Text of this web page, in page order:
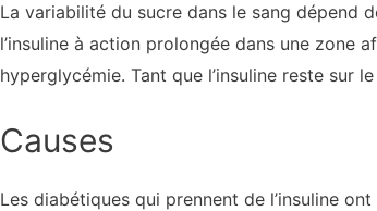
La variabilité du sucre dans le sang dépend
l’insuline à action prolongée dans une zone
hyperglycémie. Tant que l’insuline reste sur
Causes
Les diabétiques qui prennent de l’insuline